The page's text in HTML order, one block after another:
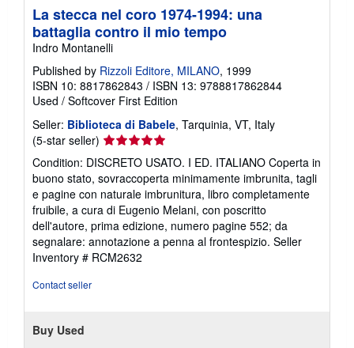
La stecca nel coro 1974-1994: una
battaglia contro il mio tempo
Indro Montanelli
Published by Rizzoli Editore, MILANO, 1999
ISBN 10: 8817862843 / ISBN 13: 9788817862844
Used / Softcover First Edition
Seller: Biblioteca di Babele, Tarquinia, VT, Italy
(5-star seller) Seller
rating
5
out
of
5
stars
Condition: DISCRETO USATO. I ED. ITALIANO Coperta in
buono stato, sovraccoperta minimamente imbrunita, tagli
e pagine con naturale imbrunitura, libro completamente
fruibile, a cura di Eugenio Melani, con poscritto
dell'autore, prima edizione, numero pagine 552; da
segnalare: annotazione a penna al frontespizio. Seller
Inventory # RCM2632
Contact seller
Buy Used